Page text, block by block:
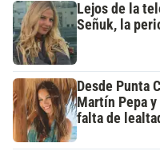
Lejos de la
Señuk, la
Desde Punta
Martín Pepa
falta de